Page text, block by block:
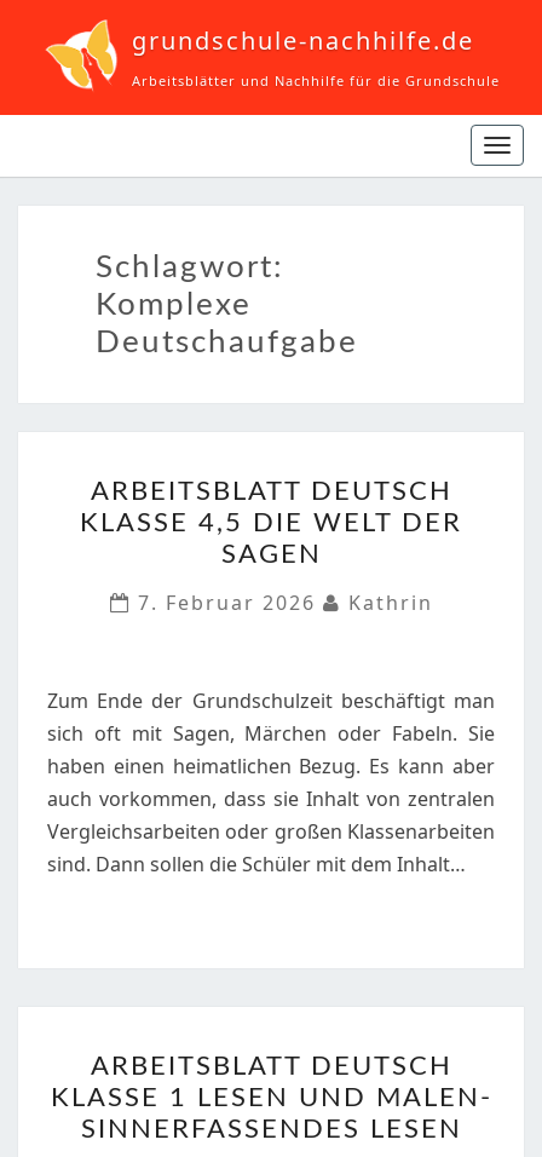
grundschule-nachhilfe.de
Arbeitsblätter und Nachhilfe für die Grundschule
ein-/
Schlagwort:
Komplexe
Deutschaufgabe
DEUTSCH
KLASSE
4,5
DIE
SAGEN
ARBEITSBLATT DEUTSCH
KLASSE 4,5 DIE WELT DER
SAGEN
7. Februar 2026
Kathrin
Zum Ende der Grundschulzeit beschäftigt man
sich oft mit Sagen, Märchen oder Fabeln. Sie
haben einen heimatlichen Bezug. Es kann aber
auch vorkommen, dass sie Inhalt von zentralen
Vergleichsarbeiten oder großen Klassenarbeiten
sind. Dann sollen die Schüler mit dem Inhalt…
DEUTSCH
KLASSE
1
ARBEITSBLATT DEUTSCH
KLASSE 1 LESEN UND MALEN-
SINNERFASSENDES LESEN